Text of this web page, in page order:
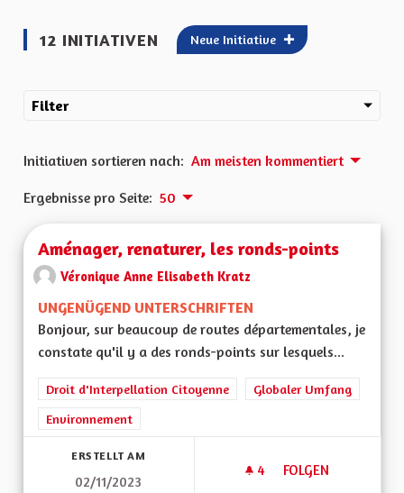
12 INITIATIVEN Neue Initiative
Filter
Initiativen sortieren nach: Am meisten kommentiert
Ergebnisse pro Seite: 50
Aménager, renaturer, les ronds-points
Véronique Anne Elisabeth Kratz
UNGENÜGEND UNTERSCHRIFTEN
Bonjour, sur beaucoup de routes départementales, je
constate qu'il y a des ronds-points sur lesquels...
Droit d'Interpellation Citoyenne
Globaler Umfang
Environnement
ERSTELLT AM
02/11/2023
4 4 FOLLOWER
FOLGEN
AMÉNAGER,